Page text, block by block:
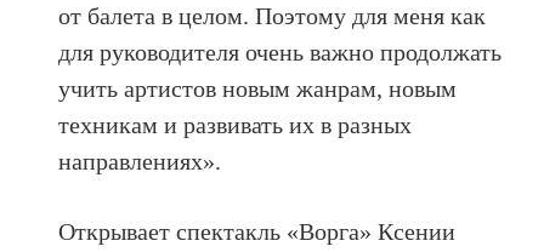
от балета в целом. Поэтому для меня как
для руководителя очень важно продолжать
учить артистов новым жанрам, новым
техникам и развивать их в разных
направлениях».
Открывает спектакль «Ворга» Ксении